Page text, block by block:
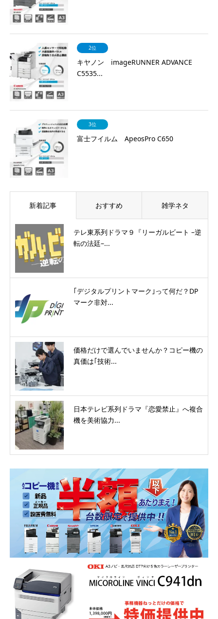
2位
キヤノン imageRUNNER ADVANCE
C5535...
3位
富士フイルム ApeosPro C650
新着記事 おすすめ 雑学ネタ
テレ東系列ドラマ９『リーガルビート –逆
転の法廷–...
｢デジタルプリントマーク｣って何だ？DP
マーク非対...
価格だけで選んでいませんか？コピー機の
真価は｢技術...
日本テレビ系列ドラマ『恋愛禁止』へ複合
機を美術協力...